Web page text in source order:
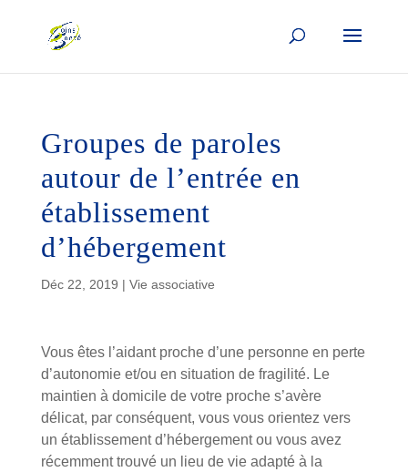
Groupes de paroles
autour de l’entrée en
établissement
d’hébergement
Déc 22, 2019 | Vie associative
Vous êtes l’aidant proche d’une personne en perte
d’autonomie et/ou en situation de fragilité. Le
maintien à domicile de votre proche s’avère
délicat, par conséquent, vous vous orientez vers
un établissement d’hébergement ou vous avez
récemment trouvé un lieu de vie adapté à la